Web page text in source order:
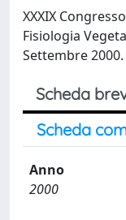
XXXIX
Fisiologia
Settembre 2000.
Scheda
Scheda
Anno
2000